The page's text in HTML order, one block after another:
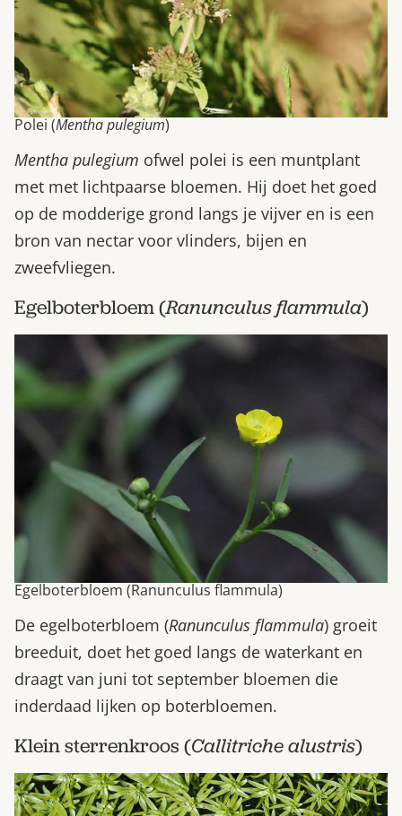
Polei (Mentha pulegium)
Mentha pulegium ofwel polei is een muntplant
met met lichtpaarse bloemen. Hij doet het goed
op de modderige grond langs je vijver en is een
bron van nectar voor vlinders, bijen en
zweefvliegen.
Egelboterbloem (Ranunculus flammula)
Egelboterbloem (Ranunculus flammula)
De egelboterbloem (Ranunculus flammula) groeit
breeduit, doet het goed langs de waterkant en
draagt van juni tot september bloemen die
inderdaad lijken op boterbloemen.
Klein sterrenkroos (Callitriche alustris)